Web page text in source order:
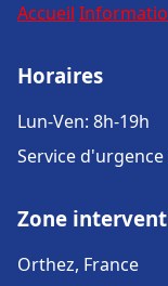
Accueil
Horaires
Lun-Ven: 8h-19h
Service d'urgence
Zone
Orthez, France